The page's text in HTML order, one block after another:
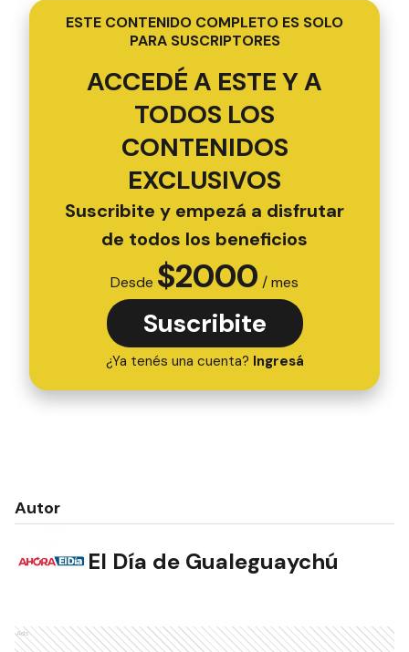
ESTE CONTENIDO COMPLETO ES SOLO
PARA SUSCRIPTORES
ACCEDÉ A ESTE Y A
TODOS LOS
CONTENIDOS
EXCLUSIVOS
Suscribite y empezá a disfrutar
de todos los beneficios
Desde $2000 / mes
Suscribite
¿Ya tenés una cuenta? Ingresá
Autor
El Día de Gualeguaychú
Ads